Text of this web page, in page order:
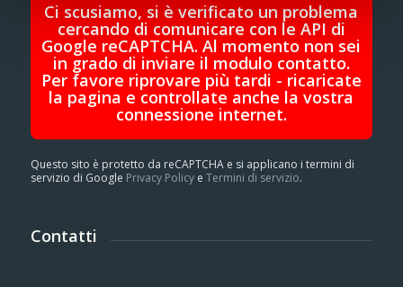
Ci scusiamo, si è verificato un problema
cercando di comunicare con le API di
Google reCAPTCHA. Al momento non sei
in grado di inviare il modulo contatto.
Per favore riprovare più tardi - ricaricate
la pagina e controllate anche la vostra
connessione internet.
Questo sito è protetto da reCAPTCHA e si applicano i termini di
servizio di Google Privacy Policye Termini di servizio.
Contatti